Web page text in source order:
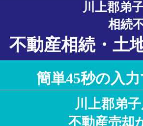
川上郡弟
相続
不動産相続・土
簡単45秒の入
川上郡弟
不動産売却